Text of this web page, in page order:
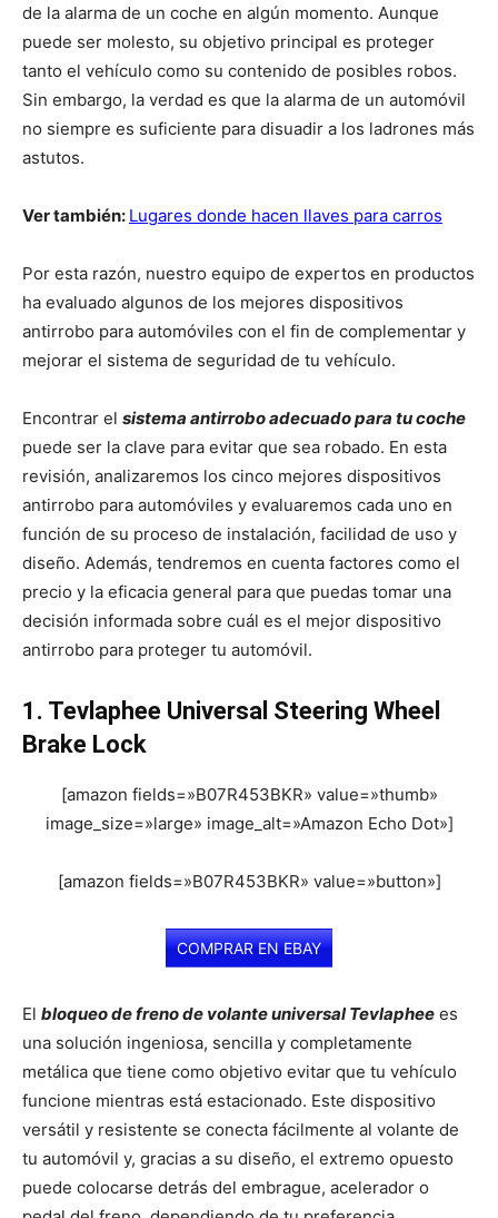
de la alarma de un coche en algún momento. Aunque
puede ser molesto, su objetivo principal es proteger
tanto el vehículo como su contenido de posibles robos.
Sin embargo, la verdad es que la alarma de un automóvil
no siempre es suficiente para disuadir a los ladrones más
astutos.
Ver también: Lugares donde hacen llaves para carros
Por esta razón, nuestro equipo de expertos en productos
ha evaluado algunos de los mejores dispositivos
antirrobo para automóviles con el fin de complementar y
mejorar el sistema de seguridad de tu vehículo.
Encontrar el sistema antirrobo adecuado para tu coche
puede ser la clave para evitar que sea robado. En esta
revisión, analizaremos los cinco mejores dispositivos
antirrobo para automóviles y evaluaremos cada uno en
función de su proceso de instalación, facilidad de uso y
diseño. Además, tendremos en cuenta factores como el
precio y la eficacia general para que puedas tomar una
decisión informada sobre cuál es el mejor dispositivo
antirrobo para proteger tu automóvil.
1. Tevlaphee Universal Steering Wheel
Brake Lock
[amazon fields=»B07R453BKR» value=»thumb»
image_size=»large» image_alt=»Amazon Echo Dot»]
[amazon fields=»B07R453BKR» value=»button»]
COMPRAR EN EBAY
El bloqueo de freno de volante universal Tevlaphee es
una solución ingeniosa, sencilla y completamente
metálica que tiene como objetivo evitar que tu vehículo
funcione mientras está estacionado. Este dispositivo
versátil y resistente se conecta fácilmente al volante de
tu automóvil y, gracias a su diseño, el extremo opuesto
puede colocarse detrás del embrague, acelerador o